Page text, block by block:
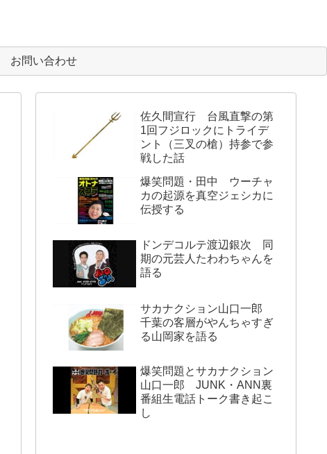
お問い合わせ
佐久間宣行 台風直撃の第
1回フジロックにトライデ
ント（三叉の槍）持参で参
戦した話
爆笑問題・田中 ウーチャ
カの起源を真空ジェシカに
伝授する
ドンデコルテ渡辺銀次 同
期の元芸人たわわちゃんを
語る
サカナクション山口一郎
千葉の客層がやんちゃすぎ
る山岡家を語る
爆笑問題とサカナクション
山口一郎 JUNK・ANN裏
番組生電話トーク書き起こ
し